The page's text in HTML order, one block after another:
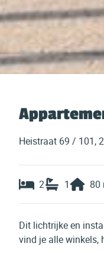
Heistraat 69 / 101,
2 1 80
Dit lichtrijke en
vind je alle winkels,